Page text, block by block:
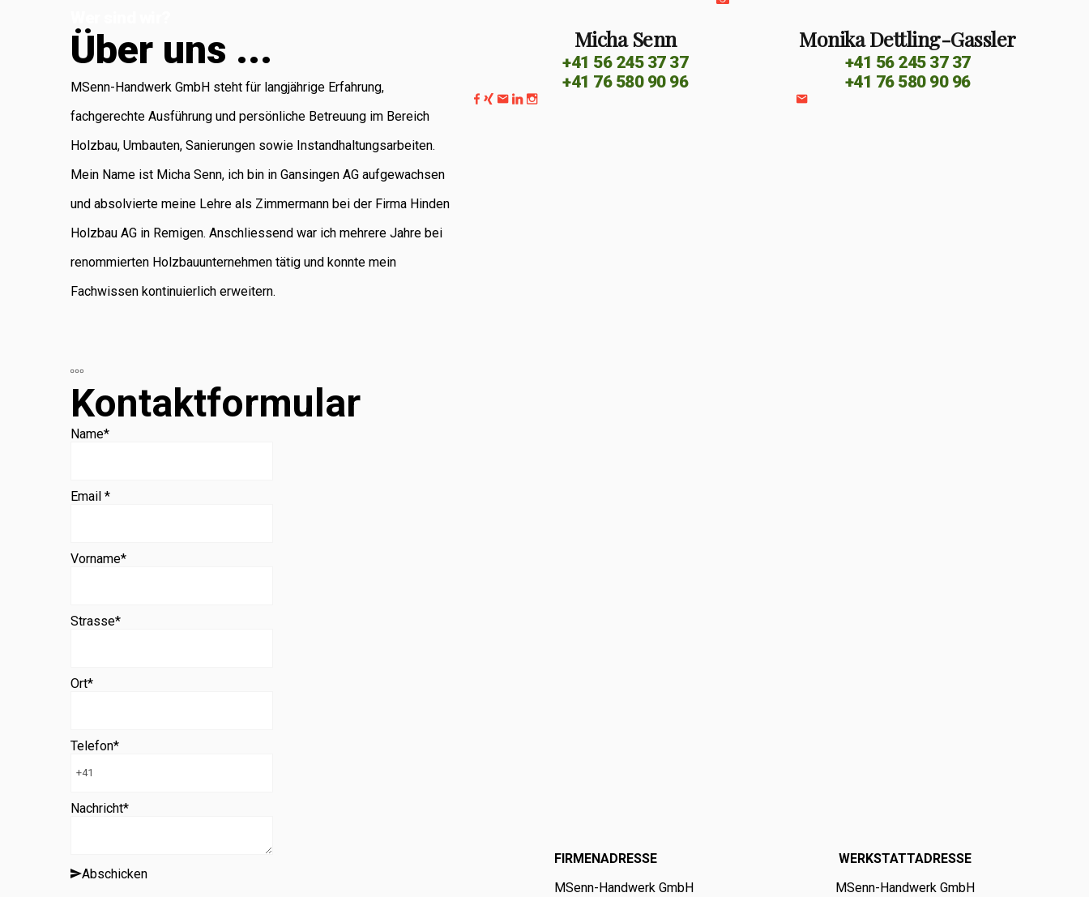
Über uns ...
MSenn-Handwerk GmbH steht für langjährige Erfahrung,
fachgerechte Ausführung und persönliche Betreuung im Bereich
Holzbau, Umbauten, Sanierungen sowie Instandhaltungsarbeiten.
Mein Name ist Micha Senn, ich bin in Gansingen AG aufgewachsen
und absolvierte meine Lehre als Zimmermann bei der Firma Hinden
Holzbau AG in Remigen. Anschliessend war ich mehrere Jahre bei
renommierten Holzbauunternehmen tätig und konnte mein
Fachwissen kontinuierlich erweitern.
und Buchhaltung
verantwortlich ist.
Als regional
verankertes
Unternehmen
grossen Wert auf
Zuverlässigkeit
Micha Senn
+41 56 245 37 37
+41 76 580 90 96
Monika Dettling-Gassler
+41 56 245 37 37
+41 76 580 90 96
Kontaktformular
Name*
Email *
Vorname*
Strasse*
Ort*
Telefon*
Nachricht*
Abschicken
FIRMENADRESSE
MSenn-Handwerk GmbH
WERKSTATTADRESSE
MSenn-Handwerk GmbH